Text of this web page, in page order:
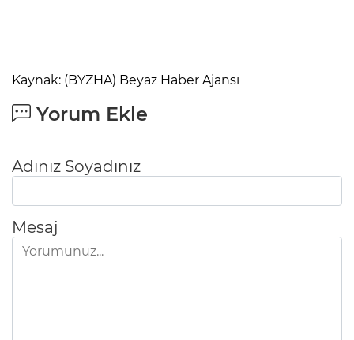
Kaynak: (BYZHA) Beyaz Haber Ajansı
Yorum Ekle
Adınız Soyadınız
Mesaj